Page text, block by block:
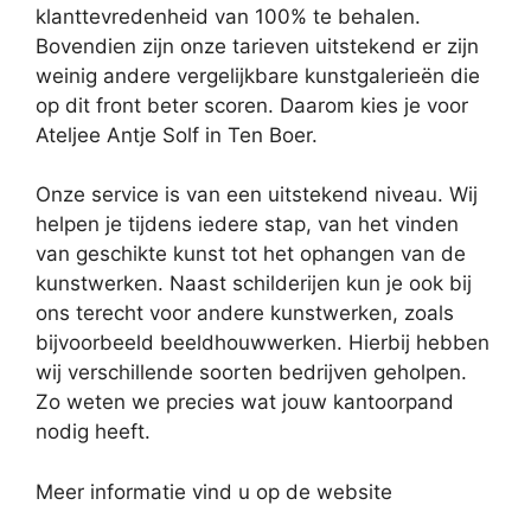
klanttevredenheid van 100% te behalen.
Bovendien zijn onze tarieven uitstekend er zijn
weinig andere vergelijkbare kunstgalerieën die
op dit front beter scoren. Daarom kies je voor
Ateljee Antje Solf in Ten Boer.
Onze service is van een uitstekend niveau. Wij
helpen je tijdens iedere stap, van het vinden
van geschikte kunst tot het ophangen van de
kunstwerken. Naast schilderijen kun je ook bij
ons terecht voor andere kunstwerken, zoals
bijvoorbeeld beeldhouwwerken. Hierbij hebben
wij verschillende soorten bedrijven geholpen.
Zo weten we precies wat jouw kantoorpand
nodig heeft.
Meer informatie vind u op de website